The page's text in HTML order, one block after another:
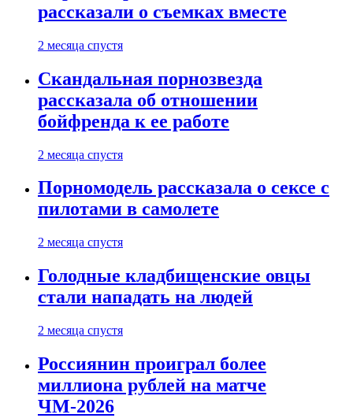
рассказали о съемках вместе
2 месяца спустя
Скандальная порнозвезда
рассказала об отношении
бойфренда к ее работе
2 месяца спустя
Порномодель рассказала о сексе с
пилотами в самолете
2 месяца спустя
Голодные кладбищенские овцы
стали нападать на людей
2 месяца спустя
Россиянин проиграл более
миллиона рублей на матче
ЧМ-2026